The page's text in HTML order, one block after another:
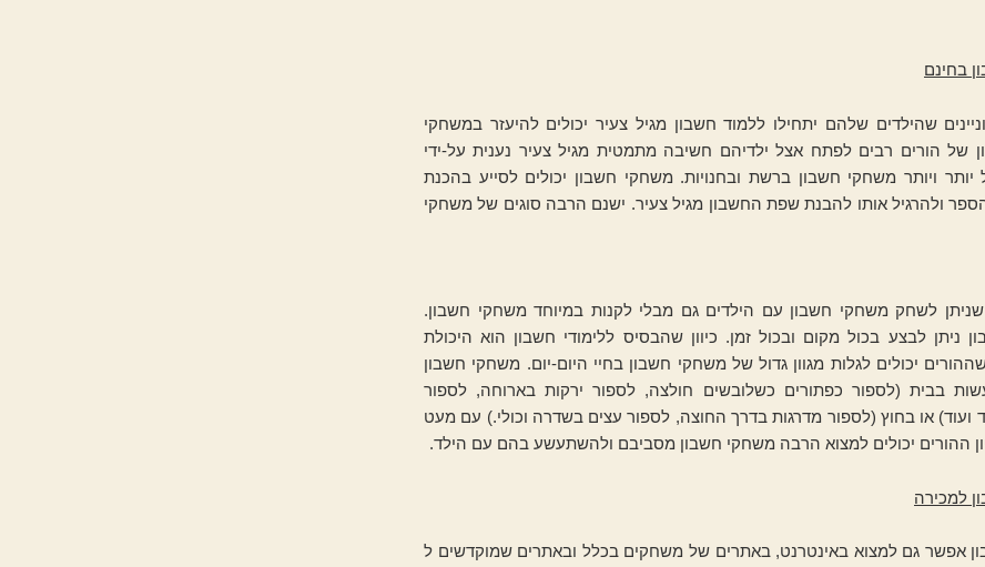
בחינם
שהילדים שלהם יתחילו ללמוד חשבון מגיל צעיר יכולים להיעזר במשחקי
של הורים רבים לפתח אצל ילדיהם חשיבה מתמטית מגיל צעיר נענית על-ידי
ויותר משחקי חשבון ברשת ובחנויות. משחקי חשבון יכולים לסייע בהכנת
ולהרגיל אותו להבנת שפת החשבון מגיל צעיר. ישנם הרבה סוגים של משחקי
שניתן לשחק משחקי חשבון עם הילדים גם מבלי לקנות במיוחד משחקי חשבון.
ניתן לבצע בכול מקום ובכול זמן. כיוון שהבסיס ללימודי חשבון הוא היכולת
יכולים לגלות מגוון גדול של משחקי חשבון בחיי היום-יום. משחקי חשבון
בבית (לספור כפתורים כשלובשים חולצה, לספור ירקות בארוחה, לספור
ועוד) או בחוץ (לספור מדרגות בדרך החוצה, לספור עצים בשדרה וכולי.) עם מעט
ההורים יכולים למצוא הרבה משחקי חשבון מסביבם ולהשתעשע בהם עם הילד.
למכירה
אפשר גם למצוא באינטרנט, באתרים של משחקים בכלל ובאתרים שמוקדשים ל